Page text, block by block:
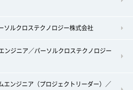
ソルクロステクノロジー株式会社
ンジニア／パーソルクロステクノロジー
エンジニア（プロジェクトリーダー）／